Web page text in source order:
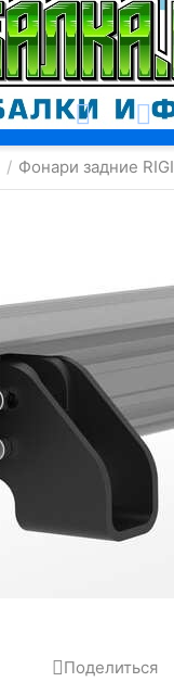
/ Фонари задние
Поделиться